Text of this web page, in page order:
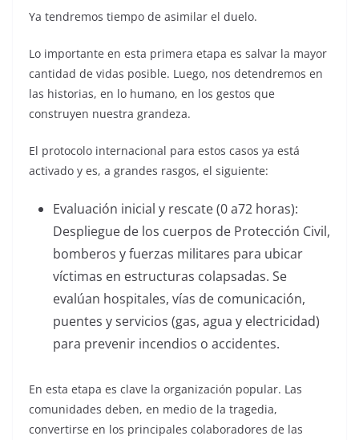
Ya tendremos tiempo de asimilar el duelo.
Lo importante en esta primera etapa es salvar la mayor
cantidad de vidas posible. Luego, nos detendremos en
las historias, en lo humano, en los gestos que
construyen nuestra grandeza.
El protocolo internacional para estos casos ya está
activado y es, a grandes rasgos, el siguiente:
Evaluación inicial y rescate (0 a72 horas):
Despliegue de los cuerpos de Protección Civil,
bomberos y fuerzas militares para ubicar
víctimas en estructuras colapsadas. Se
evalúan hospitales, vías de comunicación,
puentes y servicios (gas, agua y electricidad)
para prevenir incendios o accidentes.
En esta etapa es clave la organización popular. Las
comunidades deben, en medio de la tragedia,
convertirse en los principales colaboradores de las